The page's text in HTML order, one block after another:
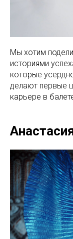
Мы хотим
историями
которые
делают первые
карьере в